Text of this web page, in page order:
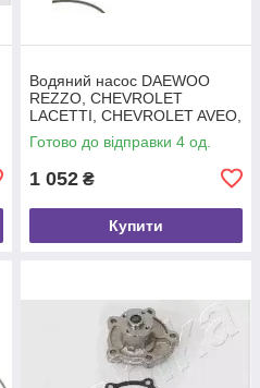
Водяний насос DAEWOO
REZZO, CHEVROLET
LACETTI, CHEVROLET AVEO,
SAMKO (WP0263)
Готово до відправки 4 од.
1 052 ₴
Купити